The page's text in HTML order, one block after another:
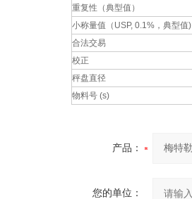
重复性（典型值）
小称量值（USP, 0.1%，典型值)
合法交易
校正
秤盘直径
物料号 (s)
产品：
您的单位：